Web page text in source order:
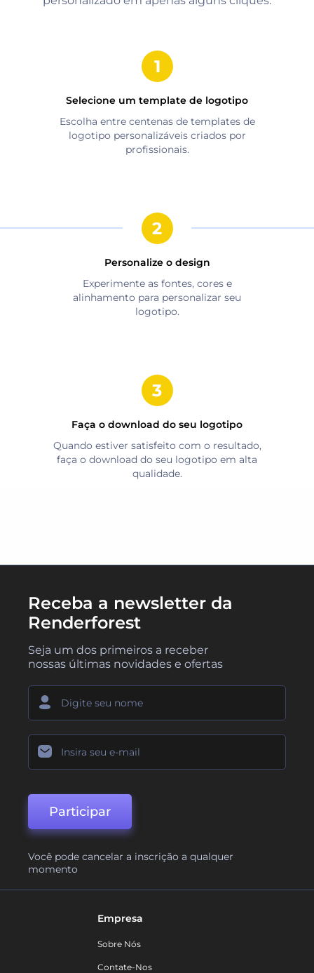
Selecione um template de logotipo
Escolha entre centenas de templates de
logotipo personalizáveis criados por
profissionais.
Personalize o design
Experimente as fontes, cores e
alinhamento para personalizar seu
logotipo.
Faça o download do seu logotipo
Quando estiver satisfeito com o resultado,
faça o download do seu logotipo em alta
qualidade.
Receba a newsletter da
Renderforest
Seja um dos primeiros a receber
nossas últimas novidades e ofertas
Participar
Você pode cancelar a inscrição a qualquer
momento
Empresa
Sobre Nós
Contate-Nos